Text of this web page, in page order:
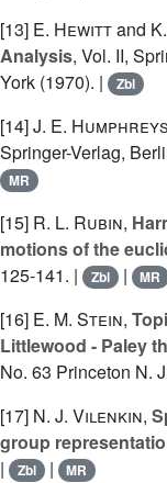
[13] E. Hewittand
Analysis, Vol. II,
York (1970). |
Zbl
[14]J. E. Humphreys
Springer-Verlag,
MR
[15] R. L. Rubin,
motions of the
125-141. |
Zbl | MR
[16] E. M. Stein,
Littlewood - Paley
No. 63 Princeton N.
[17] N. J. Vilenkin,
group
|
Zbl | MR